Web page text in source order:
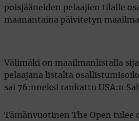
poisjääneiden pelaajien tilalle
maanantaina päivitetyn
Välimäki on maailmanlistalla
pelaajana listalta
sai 76:nneksi rankattu USA:n
Tämänvuotinen The Open tulee